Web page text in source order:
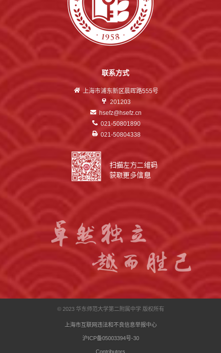
联系方式
上海市浦东新区晨晖路555号
201203
hsefz@hsefz.cn
021-50801890
021-50804338
© 2023 华东师范大学第二附属中学 版权所有
上海市互联网违法和不良信息举报中心
沪ICP备05003394号-30
Contributors